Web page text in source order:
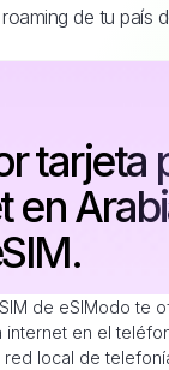
de tu país
tarjeta
en
de eSIModo te
en el
red local de